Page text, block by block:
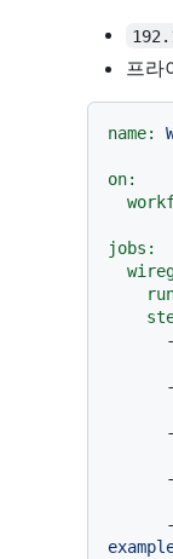
프라
name:
on:
jobs:
-
-
-
-
-